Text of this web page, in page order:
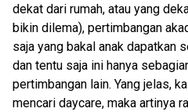
dekat dari rumah, atau yang
bikin dilema), pertimbangan
saja yang bakal anak dapatkan
dan tentu saja ini hanya
pertimbangan lain. Yang jelas,
mencari daycare, maka artinya